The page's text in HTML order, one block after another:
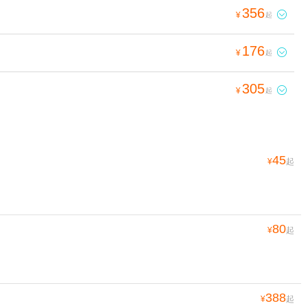
¥356起 
¥ 176起 
¥305起 
¥45起
¥80起
¥388起